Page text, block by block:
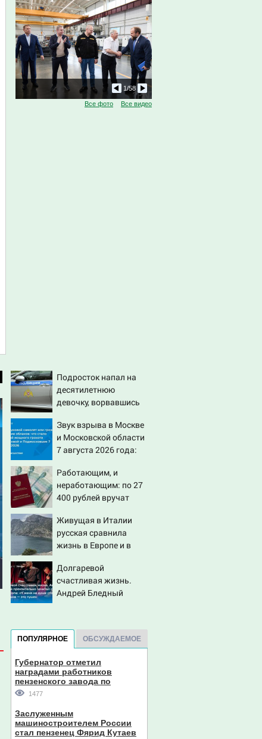
1/58
Все фото Все видео
Подросток напал на
десятилетнюю
девочку, ворвавшись
Звук взрыва в Москве
и Московской области
7 августа 2026 года:
откуда был громкий
хлопок
Работающим, и
неработающим: по 27
400 рублей вручат
сентябре -
PrimaMedia.ru
Живущая в Италии
русская сравнила
жизнь в Европе и в
Долгаревой
счастливая жизнь.
Андрей Бледный
меня на душе сто и
один шов — это туше»
ПОПУЛЯРНОЕ ОБСУЖДАЕМОЕ
Губернатор отметил
наградами работников
пензенского завода по
производству станков
1477
Заслуженным
машиностроителем России
стал пензенец Фярид Кутаев